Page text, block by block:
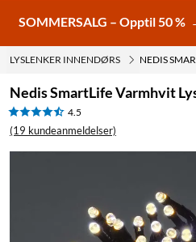
SOMMERSALG – Opptil 50 %
LYSLENKER INNENDØRS
Nedis SmartLife Varmhvit
4.5
(19 kundeanmeldelser)